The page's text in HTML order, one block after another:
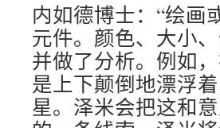
内如德博士：“绘画
元件。颜色、大小
并做了分析。例如
是上下颠倒地漂浮
星。泽米会把这和